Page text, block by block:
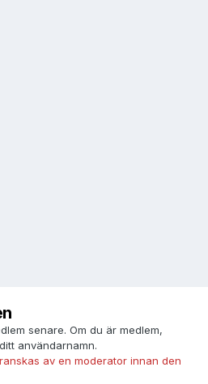
senare. Om du är medlem,
användarnamn.
av en moderator innan den